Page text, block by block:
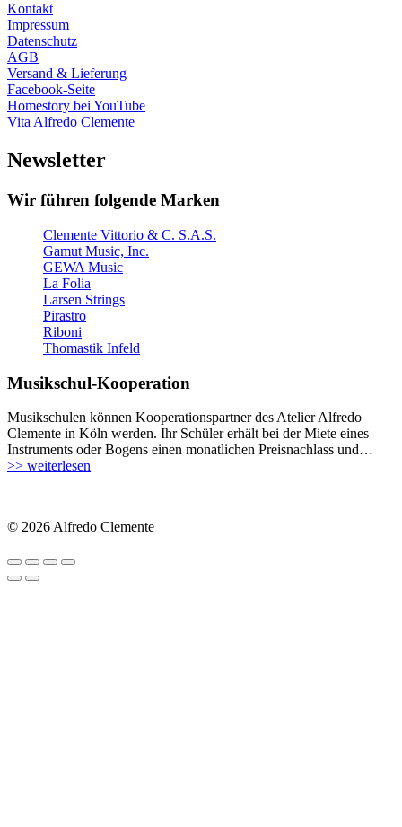
Kontakt
Impressum
Datenschutz
AGB
Versand & Lieferung
Facebook-Seite
Homestory bei YouTube
Vita Alfredo Clemente
Newsletter
Wir führen folgende Marken
Clemente Vittorio & C. S.A.S.
Gamut Music, Inc.
GEWA Music
La Folia
Larsen Strings
Pirastro
Riboni
Thomastik Infeld
Musikschul-Kooperation
Musikschulen können Kooperationspartner des Atelier Alfredo
Clemente in Köln werden. Ihr Schüler erhält bei der Miete eines
Instruments oder Bogens einen monatlichen Preisnachlass und…
>> weiterlesen
© 2026 Alfredo Clemente